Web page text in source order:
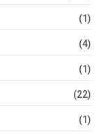
(1)
(4)
(1)
(22)
(1)